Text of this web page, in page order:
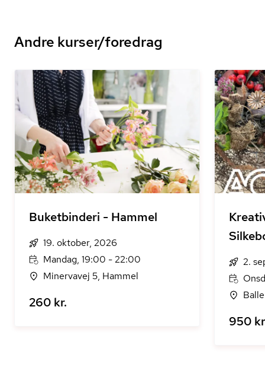
Andre kurser/foredrag
Buketbinderi - Hammel
19. oktober, 2026
Mandag, 19:00 - 22:00
Minervavej 5, Hammel
260 kr.
2.
950